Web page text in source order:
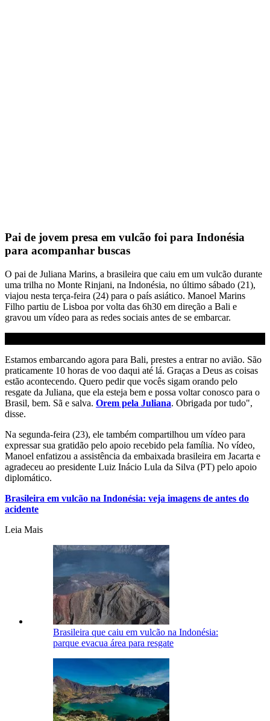
Pai de jovem presa em vulcão foi para Indonésia
para acompanhar buscas
O pai de Juliana Marins, a brasileira que caiu em um vulcão durante
uma trilha no Monte Rinjani, na Indonésia, no último sábado (21),
viajou nesta terça-feira (24) para o país asiático. Manoel Marins
Filho partiu de Lisboa por volta das 6h30 em direção a Bali e
gravou um vídeo para as redes sociais antes de se embarcar.
Estamos embarcando agora para Bali, prestes a entrar no avião. São
praticamente 10 horas de voo daqui até lá. Graças a Deus as coisas
estão acontecendo. Quero pedir que vocês sigam orando pelo
resgate da Juliana, que ela esteja bem e possa voltar conosco para o
Brasil, bem. Sã e salva. Orem pela Juliana. Obrigada por tudo",
disse.
Na segunda-feira (23), ele também compartilhou um vídeo para
expressar sua gratidão pelo apoio recebido pela família. No vídeo,
Manoel enfatizou a assistência da embaixada brasileira em Jacarta e
agradeceu ao presidente Luiz Inácio Lula da Silva (PT) pelo apoio
diplomático.
Brasileira em vulcão na Indonésia: veja imagens de antes do
acidente
Leia Mais
Brasileira que caiu em vulcão na Indonésia:
parque evacua área para resgate